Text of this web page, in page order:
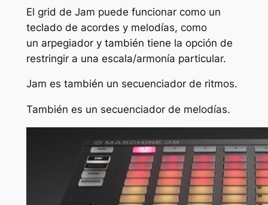
El grid de Jam puede funcionar como un
teclado de acordes y melodías, como
un arpegiador y también tiene la opción de
restringir a una escala/armonía particular.
Jam es también un secuenciador de ritmos.
También es un secuenciador de melodías.